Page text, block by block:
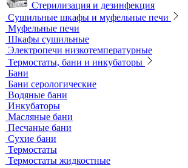
Ареометры
Калибровочные расстворы и реагенты
Комплектующие для КФК
Принадлежности к штативам
Специальные наборы для фотометров
Стекла предметные и покровные
Системы капиллярного электрофореза
Стерилизация и дезинфекция
Сушильные шкафы и муфельные печи